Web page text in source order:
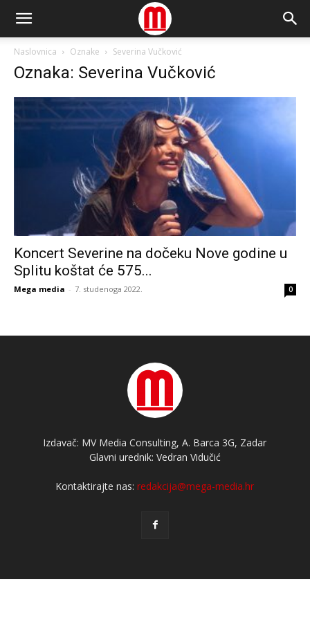
Naslovnica Oznake Severina Vučković
Oznaka: Severina Vučković
Koncert Severine na dočeku Nove godine u
Splitu koštat će 575...
Mega media - 7. studenoga 2022. 0
Izdavač: MV Media Consulting, A. Barca 3G, Zadar
Glavni urednik: Vedran Vidučić
Kontaktirajte nas:redakcija@mega-media.hr